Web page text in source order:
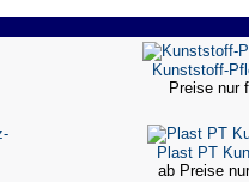
Kunststoff-
Preise nur
Plast PT
ab Preise